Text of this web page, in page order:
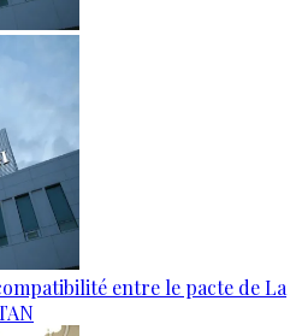
entre le pacte de La